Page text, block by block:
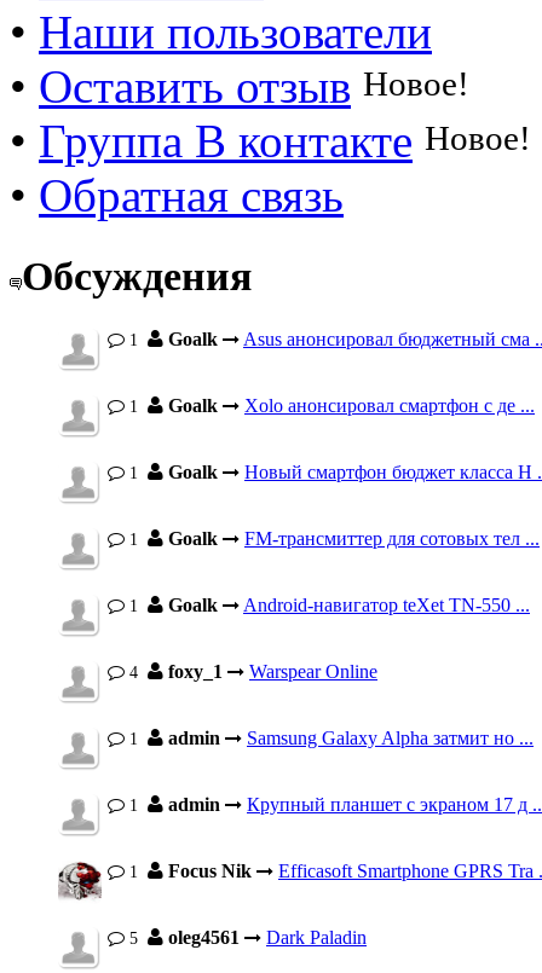
• Наши пользователи
• Оставить отзыв Новое!
• Группа В контакте Новое!
• Обратная связь
Обсуждения
1 Goalk Asus анонсировал бюджетный сма
1 Goalk Xolo анонсировал смартфон с де ...
1 Goalk Новый смартфон бюджет класса H
1 Goalk FM-трансмиттер для сотовых тел ...
1 Goalk Android-навигатор teXet TN-550 ...
4 foxy_1 Warspear Online
1 admin Samsung Galaxy Alpha затмит но ...
1 admin Крупный планшет с экраном 17 д
1 Focus Nik Efficasoft Smartphone GPRS Tra
5 oleg4561 Dark Paladin